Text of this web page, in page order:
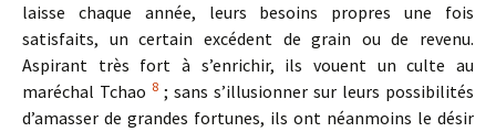
laisse chaque année, leurs besoins propres une fois
satisfaits, un certain excédent de grain ou de revenu.
Aspirant très fort à s’enrichir, ils vouent un culte au
maréchal Tchao 8 ; sans s’illusionner sur leurs possibilités
d’amasser de grandes fortunes, ils ont néanmoins le désir